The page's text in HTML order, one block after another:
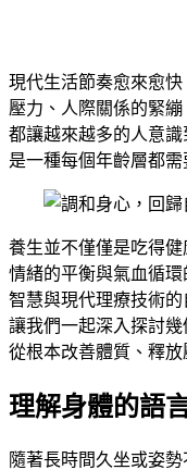
現代生活節奏愈來愈
壓力、人際關係的緊
都讓越來越多的人意
是一種每個年齡層都
養生並不僅僅是吃得
情緒的平衡與氣血循
智慧與現代理療技術
讓我們一起深入探討
從根本改善體質、釋放
理解身體的語
隨著長時間久坐或姿